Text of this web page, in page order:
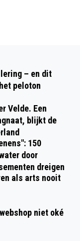
– en dit
peloton
Velde. Een
blijkt de
150
door
dreigen
als arts nooit
niet oké